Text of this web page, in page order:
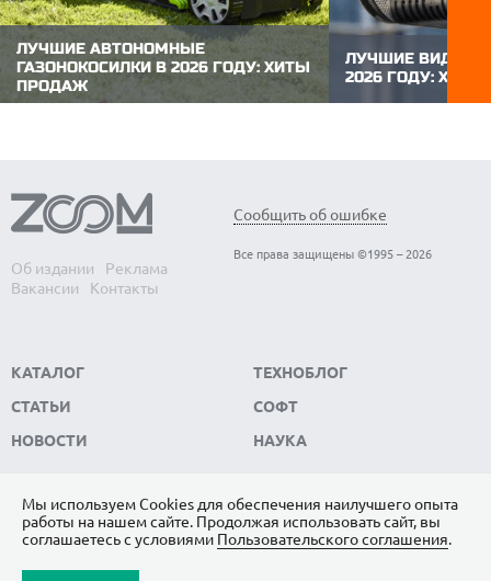
ЛУЧШИЕ АВТОНОМНЫЕ
ГАЗОНОКОСИЛКИ В 2026 ГОДУ: ХИТЫ
ПРОДАЖ
Аккумуляторные газонокосилки не
ZOOM.CNews выбрала самые популярные
модели автономных газонокосилок,
которые...
ЛУЧШИЕ
2026 ГОДУ:
пользуются...
Об издании
Реклама
Вакансии
Контакты
Сообщить об ошибке
Все права защищены ©1995 – 2026
КАТАЛОГ
СТАТЬИ
НОВОСТИ
ТЕХНОБЛОГ
СОФТ
НАУКА
ПОДПИШИТЕСЬ НА НАС
ЯНДЕКС.ДЗЕН
Мы используем Сookies для обеспечения наилучшего опыта
работы на нашем сайте. Продолжая использовать сайт, вы
соглашаетесь с условиями Пользовательского соглашения.